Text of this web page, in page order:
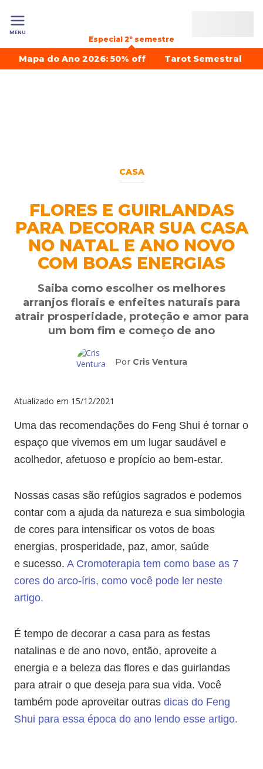
MENU
Especial 2º semestre
Mapa do Ano 2026: 50% off Tarot Semestral
CASA
FLORES E GUIRLANDAS
PARA DECORAR SUA CASA
NO NATAL E ANO NOVO
COM BOAS ENERGIAS
Saiba como escolher os melhores
arranjos florais e enfeites naturais para
atrair prosperidade, proteção e amor para
um bom fim e começo de ano
Por Cris Ventura
Atualizado em 15/12/2021
Uma das recomendações do Feng Shui é tornar o
espaço que vivemos em um lugar saudável e
acolhedor, afetuoso e propício ao bem-estar.
Nossas casas são refúgios sagrados e podemos
contar com a ajuda da natureza e sua simbologia
de cores para intensificar os votos de boas
energias, prosperidade, paz, amor, saúde
e sucesso. A Cromoterapia tem como base as 7
cores do arco-íris, como você pode ler neste
artigo.
É tempo de decorar a casa para as festas
natalinas e de ano novo, então, aproveite a
energia e a beleza das flores e das guirlandas
para atrair o que deseja para sua vida. Você
também pode aproveitar outras dicas do Feng
Shui para essa época do ano lendo esse artigo.